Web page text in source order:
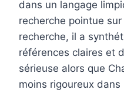
dans un langage
recherche pointue
recherche, il a
références claires et
sérieuse alors que
moins rigoureux